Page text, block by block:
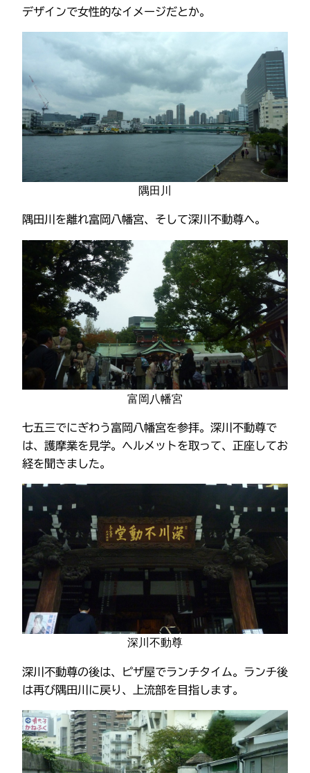
デザインで女性的なイメージだとか。
隅田川
隅田川を離れ富岡八幡宮、そして深川不動尊へ。
富岡八幡宮
七五三でにぎわう富岡八幡宮を参拝。深川不動尊で
は、護摩業を見学。ヘルメットを取って、正座してお
経を聞きました。
深川不動尊
深川不動尊の後は、ピザ屋でランチタイム。ランチ後
は再び隅田川に戻り、上流部を目指します。